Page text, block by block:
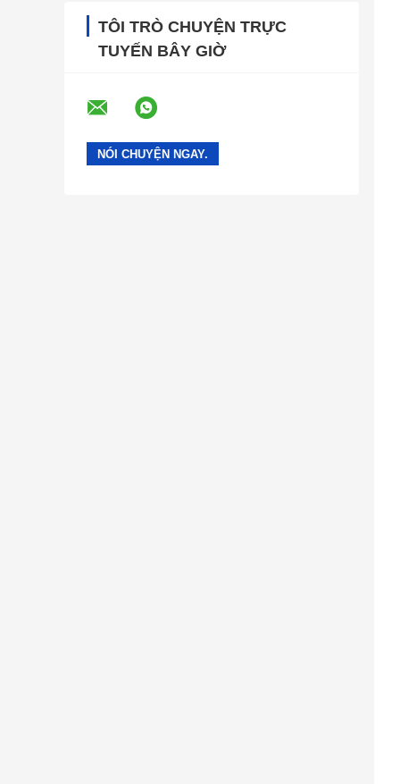
TÔI TRÒ CHUYỆN TRỰC
TUYẾN BÂY GIỜ